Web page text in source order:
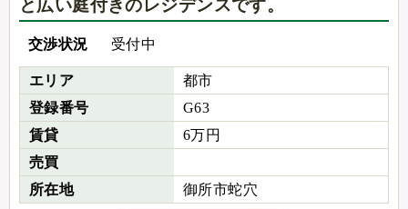
と広い庭付きのレジデンスです。
交渉状況 受付中
エリア
都市
登録番号
G63
賃貸
6万円
売買
所在地
御所市蛇穴